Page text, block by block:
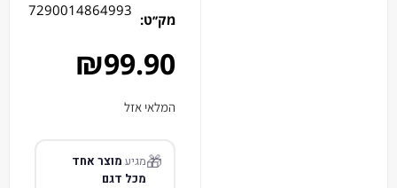
מק׳׳ט:
7290014864993
₪99.90
המלאי אזל
🎁מגיע מוצר אחד
מכל דגם